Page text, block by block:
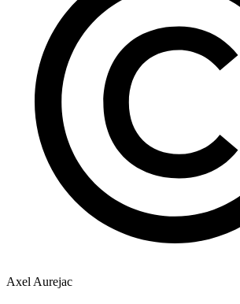
Axel Aurejac